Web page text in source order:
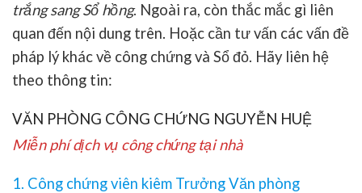
trắng sang Sổ hồng. Ngoài ra, còn thắc mắc gì liên
quan đến nội dung trên. Hoặc cần tư vấn các vấn đề
pháp lý khác về công chứng và Sổ đỏ. Hãy liên hệ
theo thông tin:
VĂN PHÒNG CÔNG CHỨNG NGUYỄN HUỆ
Miễn phí dịch vụ công chứng tại nhà
1. Công chứng viên kiêm Trưởng Văn phòng